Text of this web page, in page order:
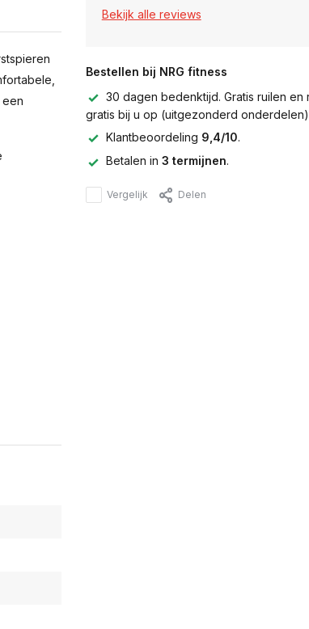
Bekijk alle reviews
Bestellen bij NRG fitness
30 dagen bedenktijd. Gratis ruilen
gratis bij u op (uitgezonderd
Klantbeoordeling 9,4/10.
Betalen in 3 termijnen.
Vergelijk Delen